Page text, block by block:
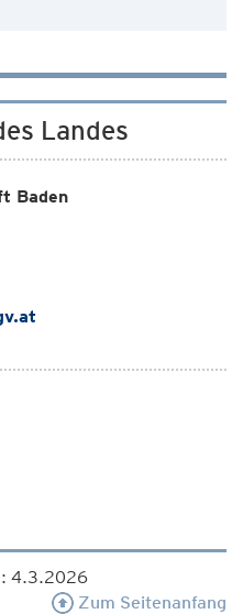
Landes
Baden
4.3.2026
Zum Seitenanfang